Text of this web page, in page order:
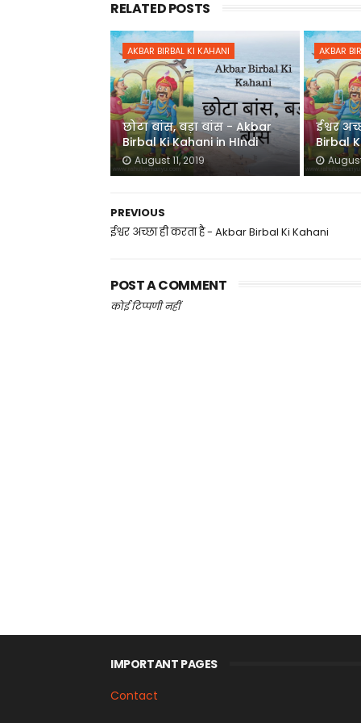
RELATED POSTS
AKBAR BIRBAL KI KAHANI
छोटा बांस, बड़ा बांस - Akbar
Birbal Ki Kahani in HIndi
August 11, 2019
AKBAR
ईश्वर
Birbal
August
PREVIOUS
ईश्वर अच्छा ही करता है - Akbar Birbal Ki Kahani
POST A COMMENT
कोई टिप्पणी नहीं
IMPORTANT PAGES
Contact